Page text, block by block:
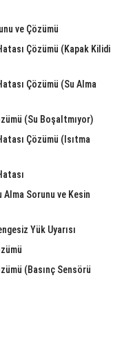
ve Çözümü
Çözümü (Kapak Kilidi
Çözümü (Su Alma
(Su Boşaltmıyor)
Çözümü (Isıtma
Alma Sorunu ve Kesin
Yük Uyarısı
(Basınç Sensörü